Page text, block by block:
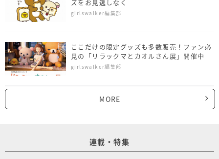
ズをお見逃しなく
girlswalker編集部
ここだけの限定グッズも多数販売！ファン必
見の「リラックマとカオルさん展」開催中
girlswalker編集部
MORE
連載・特集